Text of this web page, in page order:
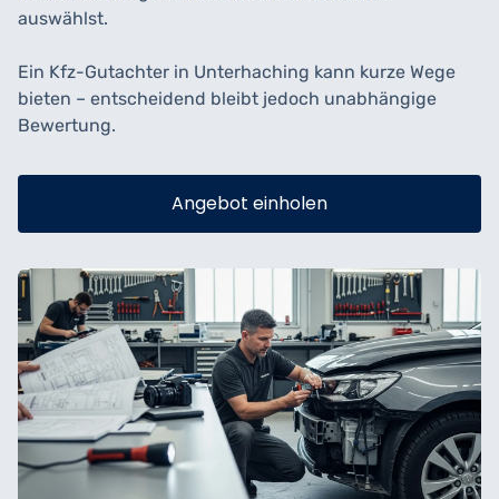
auswählst.
Ein Kfz-Gutachter in Unterhaching kann kurze Wege
bieten – entscheidend bleibt jedoch unabhängige
Bewertung.
Angebot einholen